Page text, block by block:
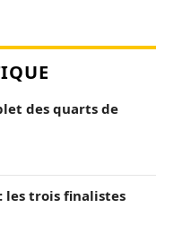
des quarts de
les trois finalistes